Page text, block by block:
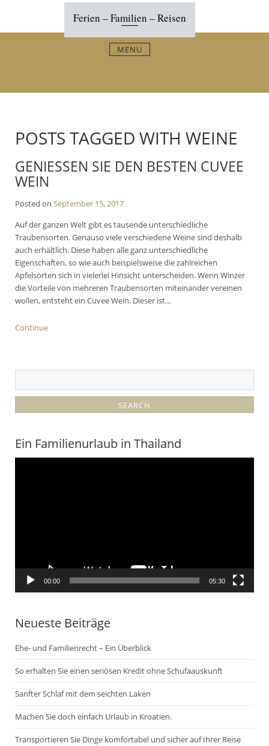
content
Ferien – Familien – Reisen
MENU
POSTS TAGGED WITH WEINE
GENIESSEN SIE DEN BESTEN CUVEE
WEIN
Posted on September 15, 2017
Auf der ganzen Welt gibt es tausende unterschiedliche
Traubensorten. Genauso viele verschiedene Weine sind deshalb
auch erhältlich. Diese haben alle ganz unterschiedliche
Eigenschaften, so wie auch beispielsweise die zahlreichen
Apfelsorten sich in vielerlei Hinsicht unterscheiden. Wenn Winzer
die Vorteile von mehreren Traubensorten miteinander vereinen
wollen, entsteht ein Cuvee Wein. Dieser ist…
Continue
Ein Familienurlaub in Thailand
00:00 05:30
Neueste Beiträge
Ehe- und Familienrecht – Ein Überblick
So erhalten Sie einen seriösen Kredit ohne Schufaauskunft
Sanfter Schlaf mit dem seichten Laken
Machen Sie doch einfach Urlaub in Kroatien.
Transportieren Sie Dinge komfortabel und sicher auf Ihrer Reise